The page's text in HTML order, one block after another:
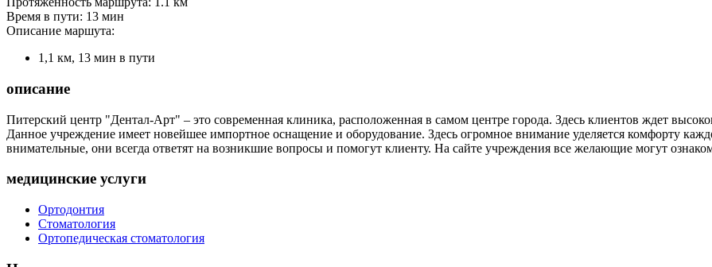
Время в пути: 13 мин
Описание маршута:
1,1 км, 13 мин в пути
описание
Питерский центр "Дентал-Арт" – это современная клиника, расположенная в самом центре города. Здесь клиентов ждет
Данное учреждение имеет новейшее импортное оснащение и оборудование. Здесь огромное внимание уделяется комфорту
внимательные, они всегда ответят на возникшие вопросы и помогут клиенту. На сайте учреждения все желающие могут
медицинские услуги
Ортодонтия
Стоматология
Ортопедическая стоматология